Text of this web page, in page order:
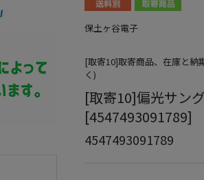
保土ヶ谷電子
[取寄10]取寄商品、在庫と納
く)
[取寄10]偏光サン
[4547493091789]
4547493091789